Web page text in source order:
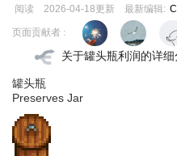
阅读 2026-04-18更新 最新编辑:
跳
跳
页面贡献者 :
关于罐头瓶利润的详细
罐头瓶
Preserves Jar